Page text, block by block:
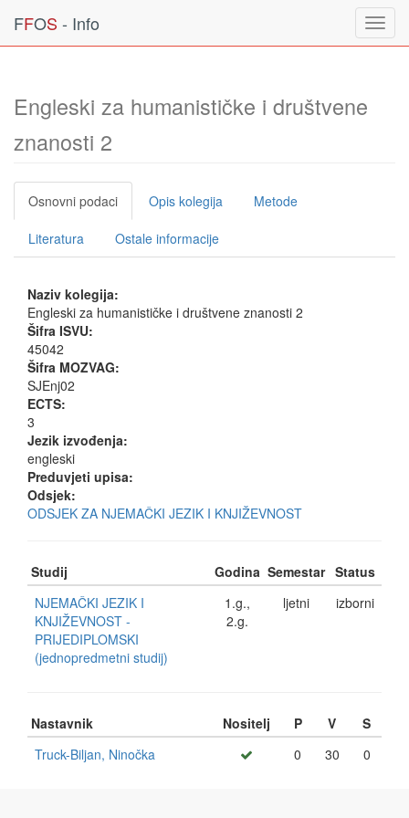
FFOS - Info
Engleski za humanističke i društvene
znanosti 2
Osnovni podaci Opis kolegija Metode
Literatura Ostale informacije
Naziv kolegija:
Engleski za humanističke i društvene znanosti 2
Šifra ISVU:
45042
Šifra MOZVAG:
SJEnj02
ECTS:
3
Jezik izvođenja:
engleski
Preduvjeti upisa:
Odsjek:
ODSJEK ZA NJEMAČKI JEZIK I KNJIŽEVNOST
Studij Godina Semestar Status
NJEMAČKI JEZIK I
KNJIŽEVNOST -
PRIJEDIPLOMSKI
(jednopredmetni studij)
1.g.,
2.g.
ljetni izborni
Nastavnik Nositelj P V
S
Truck-Biljan, Ninočka
0 30 0